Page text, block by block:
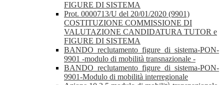
FIGURE DI SISTEMA
Prot. 0000713/U del 20/01/2020 (9901)
COSTITUZIONE COMMISSIONE DI
VALUTAZIONE CANDIDATURA TUTOR e
FIGURE DI SISTEMA
BANDO_reclutamento_figure_di_sistema-PON-
9901 -modulo di mobilità transnazionale -
BANDO_reclutamento_figure_di_sistema-PON-
9901-Modulo di mobilità interregionale